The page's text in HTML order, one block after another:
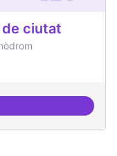
de ciutat
cultural a nivell de